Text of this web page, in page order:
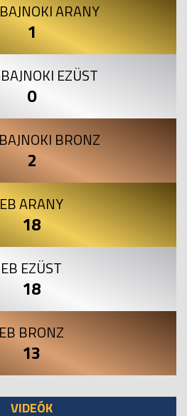
ARANY
1
EZÜST
0
BRONZ
2
EB ARANY
18
EB EZÜST
18
EB BRONZ
13
VIDEÓK